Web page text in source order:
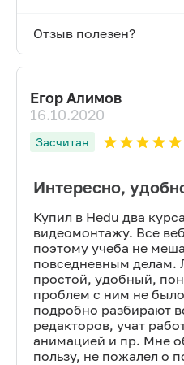
Отзыв полезен?
Егор Алимов
16.10.2020
Засчитан
Интересно,
Купил в Hedu два
видеомонтажу. Все
поэтому учеба не
повседневным делам.
простой, удобный,
проблем с ним не
подробно разбирают
редакторов, учат
анимацией и пр. Мне
пользу, не пожалел о